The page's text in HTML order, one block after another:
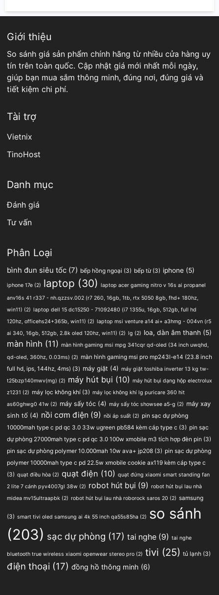
Giới thiệu
So sánh giá sản phẩm chính hãng từ nhiều cửa hàng uy
tín trên toàn quốc. Cập nhật giá mới nhất mỗi ngày,
giúp bạn mua sắm thông minh, đúng nơi, đúng giá và
tiết kiệm chi phí.
Tài trợ
Vietnix
TinoHost
Danh mục
Đánh giá
Tư vấn
Phân Loại
bình đun siêu tốc (7) bếp hồng ngoại (3) bếp từ(3) iphone (5)
iphone 17e (2) laptop (30) laptop acer gaming nitro v 16s ai propanel
anv16s 41 r337 - nh.qzzsv.002 (r7 260, 16gb, 1tb, rtx 5050 8gb, fhd+ 180hz,
win11) (2) laptop dell 15 dc15250 - 71092480 (i7 1355u, 16gb, 512gb, full hd
120hz, officehs24+365b, win11) (2) laptop msi venture a14 ai+ a3hmg - 004vn (r5
ai 340, 16gb, 512gb, 2.8k oled 120hz, win11) (2) lg (2) loa, dàn âm thanh (5)
màn hình (11) màn hình gaming msi mpg 341cqr qd-oled (34 inch uwqhd,
qd-oled, 360hz, 0.03ms) (2) màn hình gaming msi pro mp243l-e14 (23.8 inch
full hd, ips, 144hz, 4ms) (3) máy giặt (4) máy giặt toshiba inverter 13 kg tw-
t25bzp140mwv(mg) (2) máy hút bụi (10) máy hút bụi dạng hộp electrolux
z1231 (2) máy lọc không khí (3) máy lọc không khí lg puricare 360 hit
as60ghwg0 41w (2) máy sấy tóc (4) máy sấy tóc showsee a5-g (2) máy xay
sinh tố (4) nồi cơm điện (9) nồi áp suất (2) pin sạc dự phòng
10000mah type c pd qc 3.0 33w ugreen pb584 kèm cáp type c (3) pin sạc
dự phòng 27000mah type c pd qc 3.0 100w xmobile m3 tích hợp đèn pin (3)
pin sạc dự phòng polymer 10.000mah 10w ava+ jp208 (3) pin sạc dự phòng
polymer 10000mah type c pd 22.5w xmobile cookie ax119 kèm cáp type c
(3) quạt điều hòa (2) quạt điện (10) quạt đứng xiaomi smart standing fan
2 lite 7 cánh pyv4007gl 38w (2) robot hút bụi (9) robot hút bụi lau nhà
midea mv15ultraapbk (2) robot hút bụi lau nhà roborock saros 20 (2) samsung
(3) smart tivi oled samsung ai 4k 55 inch qa55s85ha (2) so sánh
(203) sạc dự phòng (17) tai nghe (9) tai nghe
bluetooth true wireless xiaomi openwear stereo pro (2) tivi (25) tủ lạnh (3)
điện thoại (17) đồng hồ thông minh (6)